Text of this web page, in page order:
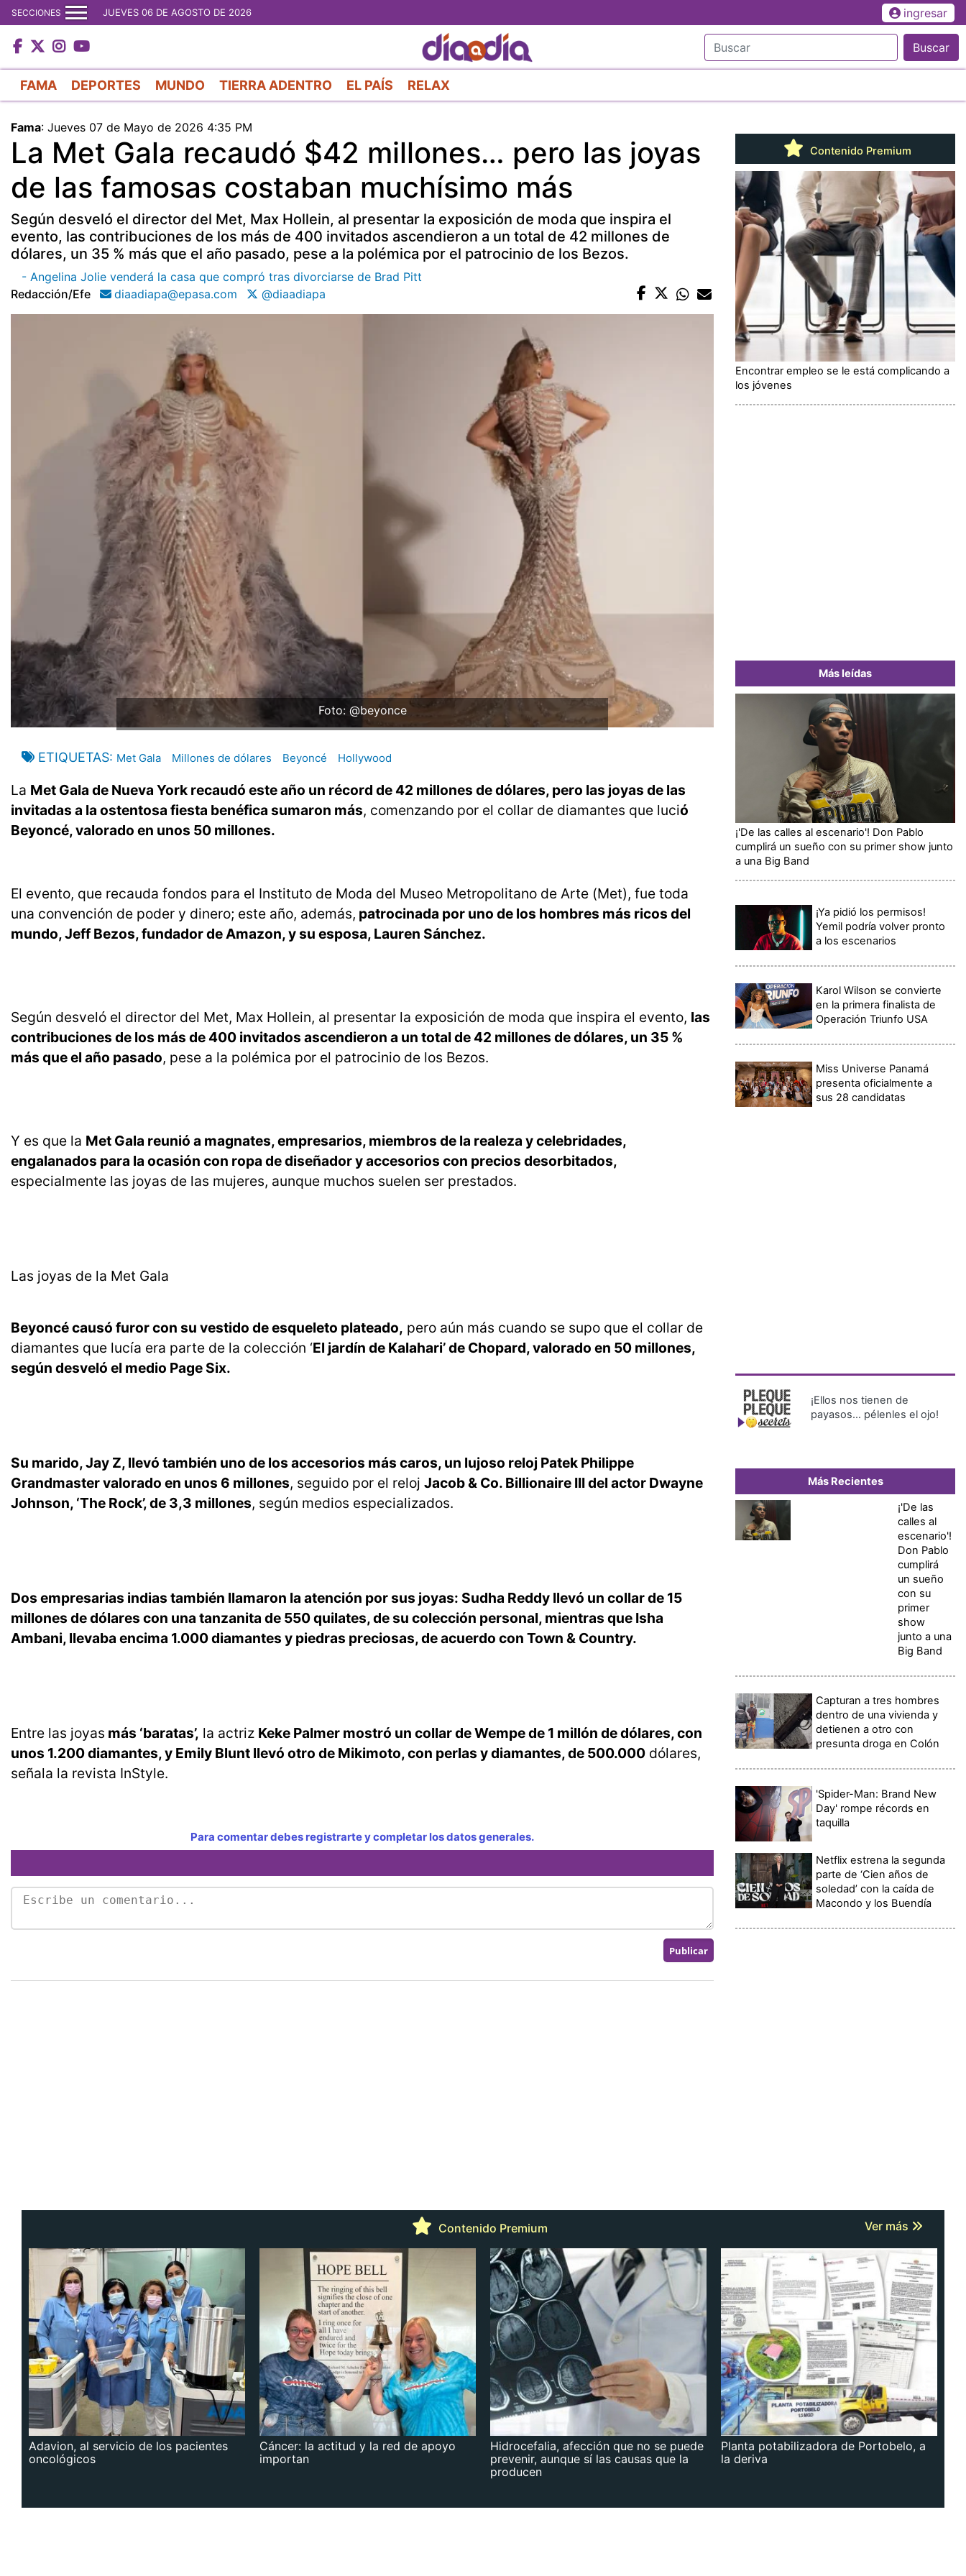
al
contenido
principal
SECCIONES JUEVES 06 DE AGOSTO DE 2026 ingresar
Buscar
FAMA DEPORTES MUNDO TIERRA ADENTRO EL PAÍS RELAX
Fama: Jueves 07 de Mayo de 2026 4:35 PM
La Met Gala recaudó $42 millones… pero las joyas
de las famosas costaban muchísimo más
Según desveló el director del Met, Max Hollein, al presentar la exposición de moda que inspira el
evento, las contribuciones de los más de 400 invitados ascendieron a un total de 42 millones de
dólares, un 35 % más que el año pasado, pese a la polémica por el patrocinio de los Bezos.
- Angelina Jolie venderá la casa que compró tras divorciarse de Brad Pitt
Redacción/efe
diaadiapa@epasa.com @diaadiapa
Foto: @beyonce
ETIQUETAS Met Gala Millones de dólares Beyoncé Hollywood
La Met Gala de Nueva York recaudó este año un récord de 42 millones de dólares, pero las joyas de las
invitadas a la ostentosa fiesta benéfica sumaron más, comenzando por el collar de diamantes que lució
Beyoncé, valorado en unos 50 millones.
El evento, que recauda fondos para el Instituto de Moda del Museo Metropolitano de Arte (Met), fue toda
una convención de poder y dinero; este año, además, patrocinada por uno de los hombres más ricos del
mundo, Jeff Bezos, fundador de Amazon, y su esposa, Lauren Sánchez.
Según desveló el director del Met, Max Hollein, al presentar la exposición de moda que inspira el evento, las
contribuciones de los más de 400 invitados ascendieron a un total de 42 millones de dólares, un 35 %
más que el año pasado, pese a la polémica por el patrocinio de los Bezos.
Y es que la Met Gala reunió a magnates, empresarios, miembros de la realeza y celebridades,
engalanados para la ocasión con ropa de diseñador y accesorios con precios desorbitados,
especialmente las joyas de las mujeres, aunque muchos suelen ser prestados.
Las joyas de la Met Gala
Beyoncé causó furor con su vestido de esqueleto plateado, pero aún más cuando se supo que el collar de
diamantes que lucía era parte de la colección ‘El jardín de Kalahari’ de Chopard, valorado en 50 millones,
según desveló el medio Page Six.
Su marido, Jay Z, llevó también uno de los accesorios más caros, un lujoso reloj Patek Philippe
Grandmaster valorado en unos 6 millones, seguido por el reloj Jacob & Co. Billionaire III del actor Dwayne
Johnson, ‘The Rock’, de 3,3 millones, según medios especializados.
Dos empresarias indias también llamaron la atención por sus joyas: Sudha Reddy llevó un collar de 15
millones de dólares con una tanzanita de 550 quilates, de su colección personal, mientras que Isha
Ambani, llevaba encima 1.000 diamantes y piedras preciosas, de acuerdo con Town & Country.
Entre las joyas más ‘baratas’, la actriz Keke Palmer mostró un collar de Wempe de 1 millón de dólares, con
unos 1.200 diamantes, y Emily Blunt llevó otro de Mikimoto, con perlas y diamantes, de 500.000 dólares,
señala la revista InStyle.
Para comentar debes registrarte y completar los datos generales.
Contenido Premium
Encontrar empleo se le está complicando a
los jóvenes
Más leídas
¡'De las calles al escenario'! Don Pablo
cumplirá un sueño con su primer show junto
a una Big Band
¡Ya pidió los permisos!
Yemil podría volver pronto
a los escenarios
Karol Wilson se convierte
en la primera finalista de
Operación Triunfo USA
Miss Universe Panamá
presenta oficialmente a
sus 28 candidatas
¡Ellos nos tienen de
payasos… pélenles el ojo!
Más Recientes
¡'De las
calles al
escenario'!
Don Pablo
cumplirá
un sueño
con su
primer
show
junto a una
Big Band
Capturan a tres hombres
dentro de una vivienda y
detienen a otro con
presunta droga en Colón
'Spider-Man: Brand New
Day' rompe récords en
taquilla
Netflix estrena la segunda
parte de ‘Cien años de
soledad’ con la caída de
Macondo y los Buendía
Contenido Premium Ver más
Adavion, al servicio de los pacientes
oncológicos
Cáncer: la actitud y la red de apoyo
importan
Hidrocefalia, afección que no se puede
prevenir, aunque sí las causas que la
producen
Planta potabilizadora de Portobelo, a
la deriva